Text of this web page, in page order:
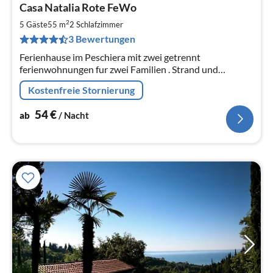
Casa Natalia Rote FeWo
5 Gäste55 m22 Schlafzimmer
3 Bewertungen
Ferienhause im Peschiera mit zwei getrennt
ferienwohnungen fur zwei Familien . Strand und
Zentrum ca. 10/15 Minuten zu Fuß erreichbar.
Einkaufsmöglichkeiten / restaurant 200 mt.
Kostenfreie Stornierung
ab 54€/ Nacht